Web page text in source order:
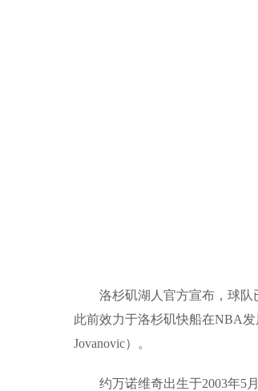
洛杉矶湖人官方宣布，球
此前效力于洛杉矶快船在NBA
Jovanovic）。
约万诺维奇出生于2003年5